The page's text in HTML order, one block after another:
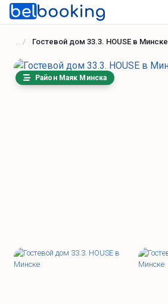
Гостевой дом 33.3. HOUSE в Минске
Район Маяк Минска